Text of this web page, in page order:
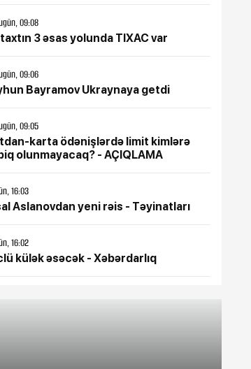
09:08
3 əsas yolunda TIXAC var
09:06
Bayramov Ukraynaya getdi
09:05
karta ödənişlərdə limit kimlərə
olunmayacaq? - AÇIQLAMA
16:03
Aslanovdan yeni rəis - Təyinatları
16:02
külək əsəcək - Xəbərdarlıq